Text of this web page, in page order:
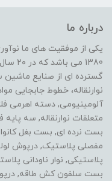
درباره ما
یکی از موفقیت های ما
1380
گسترده ای از صنایع ماشین
نوارنقاله، خطوط جابجایی
آلومینیومی, دسته اهرمی
متعلقات نوارنقاله, سه
بست نرده ای, بست بغل
مفصلی پلاستیک, درپوش
پلاستیکی, نوار ناودانی
بست سلفون کش طاقه,